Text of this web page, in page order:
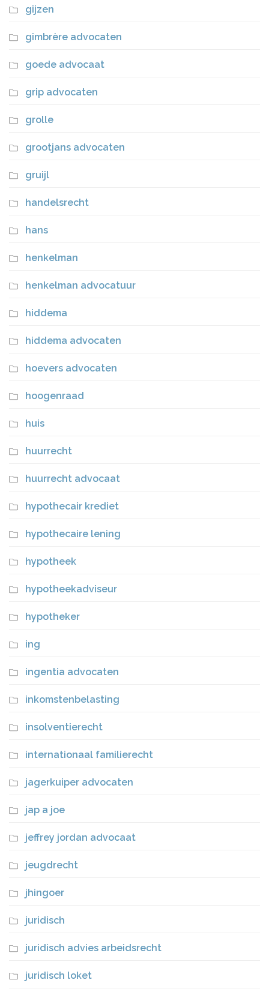
gijzen
gimbrère advocaten
goede advocaat
grip advocaten
grolle
grootjans advocaten
gruijl
handelsrecht
hans
henkelman
henkelman advocatuur
hiddema
hiddema advocaten
hoevers advocaten
hoogenraad
huis
huurrecht
huurrecht advocaat
hypothecair krediet
hypothecaire lening
hypotheek
hypotheekadviseur
hypotheker
ing
ingentia advocaten
inkomstenbelasting
insolventierecht
internationaal familierecht
jagerkuiper advocaten
jap a joe
jeffrey jordan advocaat
jeugdrecht
jhingoer
juridisch
juridisch advies arbeidsrecht
juridisch loket